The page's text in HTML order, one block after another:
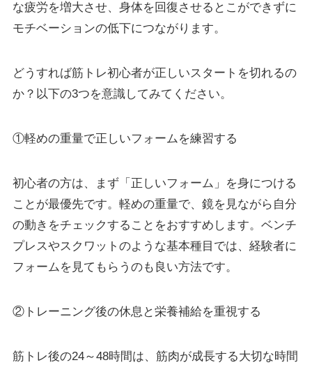
な疲労を増大させ、身体を回復させるとこができずに
モチベーションの低下につながります。
どうすれば筋トレ初心者が正しいスタートを切れるの
か？以下の3つを意識してみてください。
①軽めの重量で正しいフォームを練習する
初心者の方は、まず「正しいフォーム」を身につける
ことが最優先です。軽めの重量で、鏡を見ながら自分
の動きをチェックすることをおすすめします。ベンチ
プレスやスクワットのような基本種目では、経験者に
フォームを見てもらうのも良い方法です。
②トレーニング後の休息と栄養補給を重視する
筋トレ後の24～48時間は、筋肉が成長する大切な時間